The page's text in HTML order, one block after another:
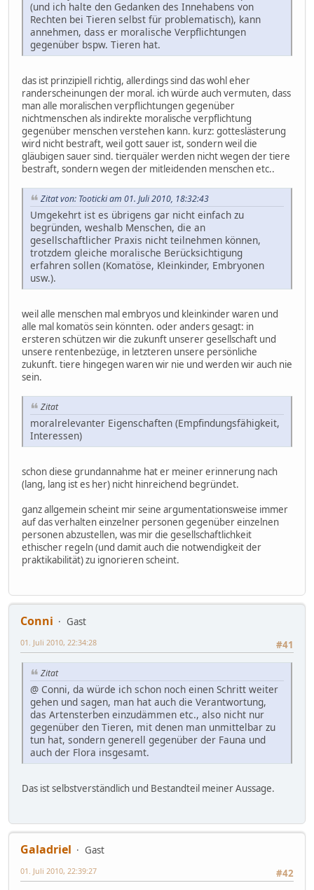
(und ich halte den Gedanken des Innehabens von
Rechten bei Tieren selbst für problematisch), kann
annehmen, dass er moralische Verpflichtungen
gegenüber bspw. Tieren hat.
das ist prinzipiell richtig, allerdings sind das wohl eher
randerscheinungen der moral. ich würde auch vermuten, dass
man alle moralischen verpflichtungen gegenüber
nichtmenschen als indirekte moralische verpflichtung
gegenüber menschen verstehen kann. kurz: gotteslästerung
wird nicht bestraft, weil gott sauer ist, sondern weil die
gläubigen sauer sind. tierquäler werden nicht wegen der tiere
bestraft, sondern wegen der mitleidenden menschen etc..
Zitat von: Tooticki am 01. Juli 2010, 18:32:43
Umgekehrt ist es übrigens gar nicht einfach zu
begründen, weshalb Menschen, die an
gesellschaftlicher Praxis nicht teilnehmen können,
trotzdem gleiche moralische Berücksichtigung
erfahren sollen (Komatöse, Kleinkinder, Embryonen
usw.).
weil alle menschen mal embryos und kleinkinder waren und
alle mal komatös sein könnten. oder anders gesagt: in
ersteren schützen wir die zukunft unserer gesellschaft und
unsere rentenbezüge, in letzteren unsere persönliche
zukunft. tiere hingegen waren wir nie und werden wir auch nie
sein.
Zitat
moralrelevanter Eigenschaften (Empfindungsfähigkeit,
Interessen)
schon diese grundannahme hat er meiner erinnerung nach
(lang, lang ist es her) nicht hinreichend begründet.
ganz allgemein scheint mir seine argumentationsweise immer
auf das verhalten einzelner personen gegenüber einzelnen
personen abzustellen, was mir die gesellschaftlichkeit
ethischer regeln (und damit auch die notwendigkeit der
praktikabilität) zu ignorieren scheint.
Conni
Gast
#41
01. Juli 2010, 22:34:28
Zitat
@ Conni, da würde ich schon noch einen Schritt weiter
gehen und sagen, man hat auch die Verantwortung,
das Artensterben einzudämmen etc., also nicht nur
gegenüber den Tieren, mit denen man unmittelbar zu
tun hat, sondern generell gegenüber der Fauna und
auch der Flora insgesamt.
Das ist selbstverständlich und Bestandteil meiner Aussage.
Galadriel
Gast
#42
01. Juli 2010, 22:39:27